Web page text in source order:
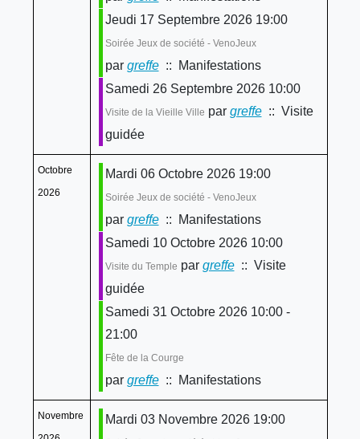
Jeudi 17 Septembre 2026 19:00
Soirée Jeux de société - VenoJeux
par greffe:: Manifestations
Samedi 26 Septembre 2026 10:00
Visite de la Vieille Ville par greffe:: Visite
guidée
Octobre
2026
Mardi 06 Octobre 2026 19:00
Soirée Jeux de société - VenoJeux
par greffe:: Manifestations
Samedi 10 Octobre 2026 10:00
Visite du Temple par greffe:: Visite
guidée
Samedi 31 Octobre 2026 10:00 -
21:00
Fête de la Courge
par greffe:: Manifestations
Novembre
Mardi 03 Novembre 2026 19:00